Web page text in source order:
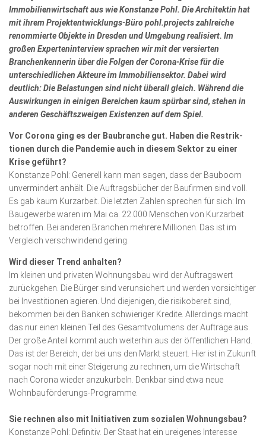
Kunst & Kultur
Lifestyle
Ausflug & Reise
Podcast
Top Branchen
Immobilienwirtschaft aus wie Konstanze Pohl. Die Architektin hat
mit ihrem Projektentwicklungs-Büro pohl.projects zahl­reiche
renommierte Objekte in Dresden und Umgebung realisiert. Im
großen Experten­interview sprachen wir mit der versierten
Branchenkennerin über die Folgen der Corona-Krise für die
unterschiedlichen Akteure im Immobiliensektor. Dabei wird
deutlich: Die Belas­tun­gen sind nicht überall gleich. Während die
Auswirkungen in einigen Bereichen kaum spürbar sind, stehen in
anderen Geschäftszweigen Existenzen auf dem Spiel.
Vor Corona ging es der Bau­branche gut. Haben die Restrik­
tionen durch die Pandemie auch in diesem Sektor zu einer
Krise geführt?
Konstanze Pohl: Generell kann man sagen, dass der Bauboom
unvermindert anhält. Die Auftragsbücher der Baufirmen sind voll.
Es gab kaum Kurzarbeit. Die letzten Zahlen sprechen für sich: Im
Baugewerbe waren im Mai ca. 22.000 Menschen von Kurzarbeit
betroffen. Bei anderen Branchen mehrere Millionen. Das ist im
Vergleich verschwindend gering.
Wird dieser Trend anhalten?
Im kleinen und privaten Wohnungsbau wird der Auftrags­wert
zurückgehen. Die Bürger sind verunsichert und werden vorsichtiger
bei Investitionen agieren. Und diejenigen, die risikobereit sind,
bekommen bei den Banken schwieriger Kredite. Allerdings macht
das nur einen kleinen Teil des Gesamtvolumens der Aufträge aus.
Der große Anteil kommt auch weiterhin aus der öffentlichen Hand.
Das ist der Bereich, der bei uns den Markt steuert. Hier ist in Zukunft
sogar noch mit einer Steigerung zu rechnen, um die Wirtschaft
nach Corona wieder anzukurbeln. Denkbar sind etwa neue
Wohnbauförderungs-Programme.
Sie rechnen also mit Initiativen zum sozialen Wohnungs­bau?
Konstanze Pohl: Definitiv. Der Staat hat ein ureigenes Interesse